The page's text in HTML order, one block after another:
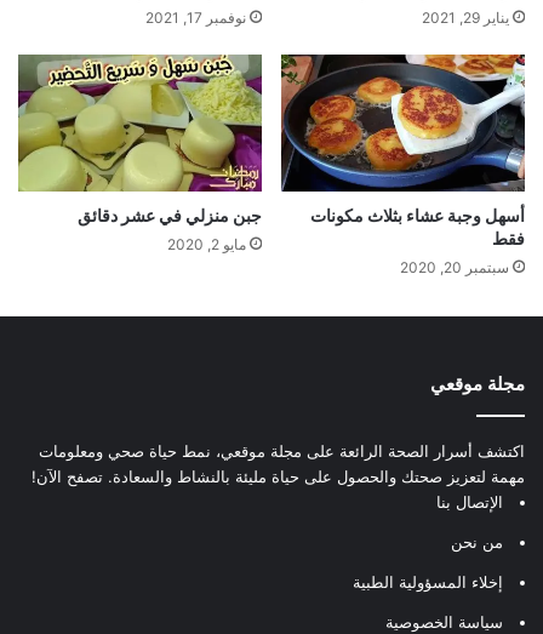
يناير 29, 2021 نوفمبر 17, 2021
أسهل وجبة عشاء بثلاث مكونات
فقط
سبتمبر 20, 2020
جبن منزلي في عشر دقائق
مايو 2, 2020
مجلة موقعي
اكتشف أسرار الصحة الرائعة على مجلة موقعي، نمط حياة صحي ومعلومات
مهمة لتعزيز صحتك والحصول على حياة مليئة بالنشاط والسعادة. تصفح الآن!
الإتصال بنا
من نحن
إخلاء المسؤولية الطبية
سياسة الخصوصية